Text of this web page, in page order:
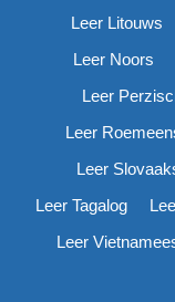
Leer Litouws
Leer Noors
Leer
Leer
Leer
Leer Tagalog
Leer